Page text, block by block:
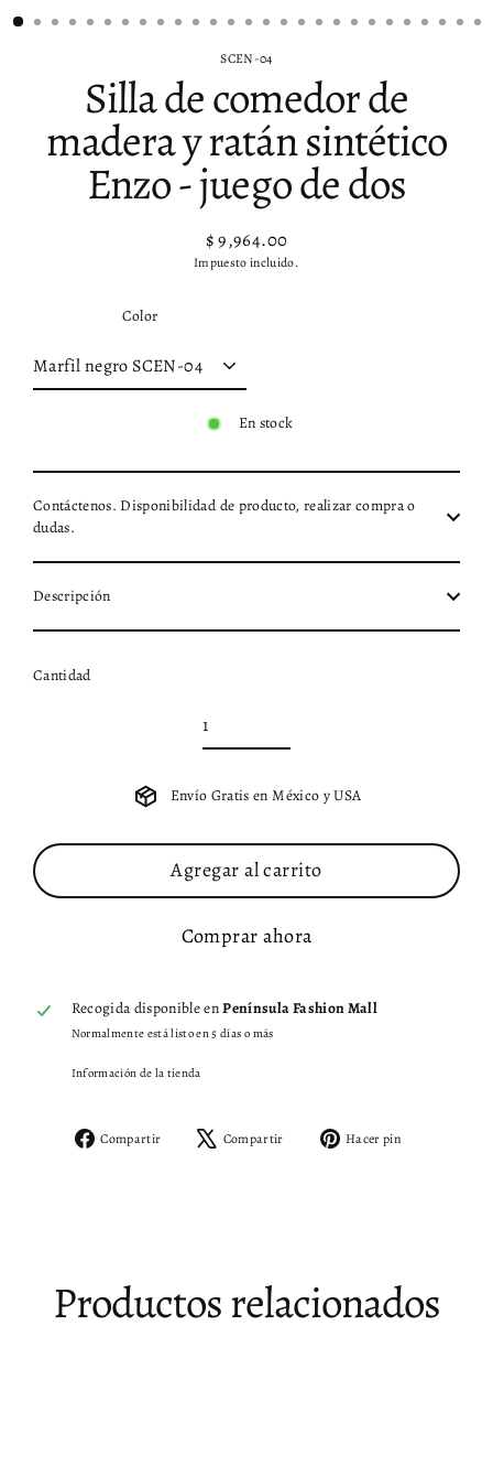
SCEN-04
Silla de comedor de
madera y ratán sintético
Enzo - juego de dos
Precio
habitual
$ 9,964.00
Impuesto incluido.
Color
En stock
Contáctenos. Disponibilidad de producto, realizar compra o
dudas.
Descripción
Cantidad
Envío Gratis en México y USA
Agregar al carrito
Comprar ahora
Recogida disponible enPenínsula Fashion Mall
Normalmente está listo en 5 días o más
Información de la tienda
Compartir
CompartirCompartir
Tuitear Hacer pin
Productos relacionados